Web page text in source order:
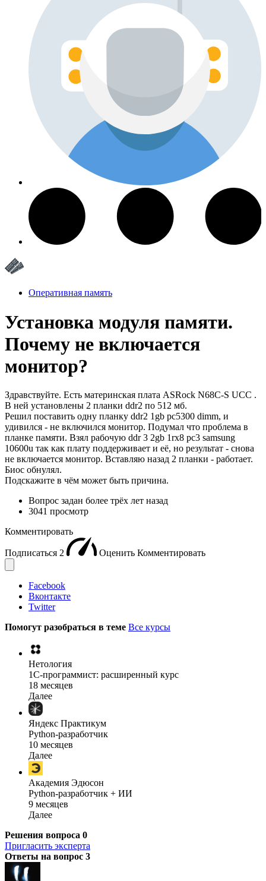
Оперативная память
Установка модуля памяти.
Почему не включается
монитор?
Здравствуйте. Есть материнская плата ASRock N68C-S UCC .
В ней установлены 2 планки ddr2 по 512 мб.
Решил поставить одну планку ddr2 1gb pc5300 dimm, и
удивился - не включился монитор. Подумал что проблема в
планке памяти. Взял рабочую ddr 3 2gb 1rx8 pc3 samsung
10600u так как плату поддерживает и её, но результат - снова
не включается монитор. Вставляю назад 2 планки - работает.
Биос обнулял.
Подскажите в чём может быть причина.
Вопрос задан более трёх лет назад
3041 просмотр
Комментировать
Подписаться 2 Оценить Комментировать
Facebook
Вконтакте
Twitter
Помогут разобраться в теме Все курсы
Нетология
1C-программист: расширенный курс
18 месяцев
Далее
Яндекс Практикум
Python-разработчик
10 месяцев
Далее
Академия Эдюсон
Python-разработчик + ИИ
9 месяцев
Далее
Решения вопроса 0
Пригласить эксперта
Ответы на вопрос 3